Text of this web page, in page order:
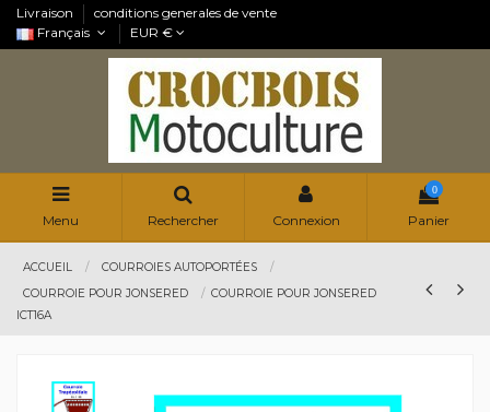
Livraison
conditions generales de vente
Français
EUR €
Menu Rechercher Connexion
0
Panier
ACCUEIL
COURROIES AUTOPORTÉES
COURROIE POUR JONSERED
COURROIE POUR JONSERED
ICT16A